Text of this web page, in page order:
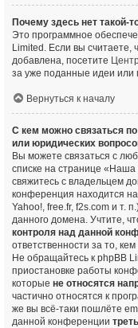
Почему здесь нет такой-
Это программное
Limited. Если вы считаете,
добавлена, посетите
за уже поданные идеи или
Вернуться к началу
С кем можно связаться по
или юридических
Вы можете связаться с
списке на странице
свяжитесь с владельцем
конференция находится
Yahoo!, free.fr, f2s.com и т.
данного домена. Учтите,
контроля над данной
ответственности за то,
Не обращайтесь к phpBB
приостановке работы
которые не относятся
частично относятся к
же вы всё-таки пошлёте
данной конференции